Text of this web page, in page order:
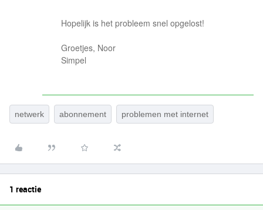
Hopelijk is het probleem snel opgelost!
Groetjes, Noor
Simpel
netwerk abonnement problemen met internet
1 reactie